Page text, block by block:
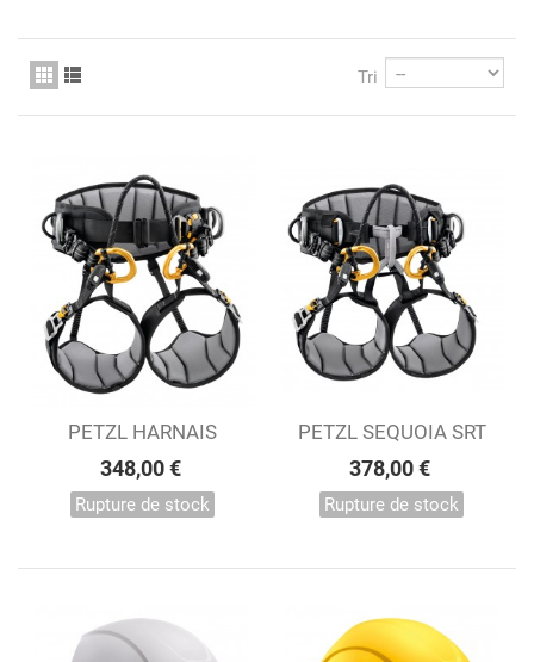
Tri
PETZL HARNAIS
SEQUOIA
348,00 €
Rupture de stock
PETZL SEQUOIA SRT
378,00 €
Rupture de stock